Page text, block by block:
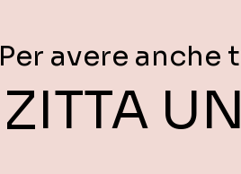
Per avere anche
ZITTA